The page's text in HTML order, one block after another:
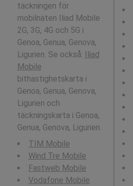
täckningen för
mobilnäten Iliad Mobile
2G, 3G, 4G och 5G i
Genoa, Genua, Genova,
Ligurien. Se också: Iliad
Mobile
bithastighetskarta i
Genoa, Genua, Genova,
Ligurien och
täckningskarta i Genoa,
Genua, Genova, Ligurien.
TIM Mobile
Wind Tre Mobile
Fastweb Mobile
Vodafone Mobile